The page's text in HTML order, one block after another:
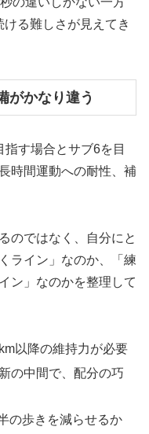
る難しさが見えてき
がかなり違う
す場合とサブ6を目
時間運動への耐性、補
のではなく、自分にと
ライン」なのか、「練
ン」なのかを整理して
以降の維持力が必要
の中間で、配分の巧
の歩きを減らせるか